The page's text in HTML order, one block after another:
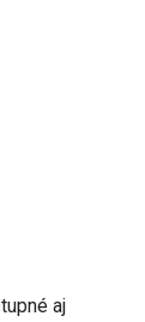
aj